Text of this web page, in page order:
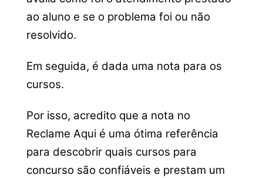
ao aluno e se o problema foi ou não
resolvido.
Em seguida, é dada uma nota para os
cursos.
Por isso, acredito que a nota no
Reclame Aqui é uma ótima referência
para descobrir quais cursos para
concurso são confiáveis e prestam um